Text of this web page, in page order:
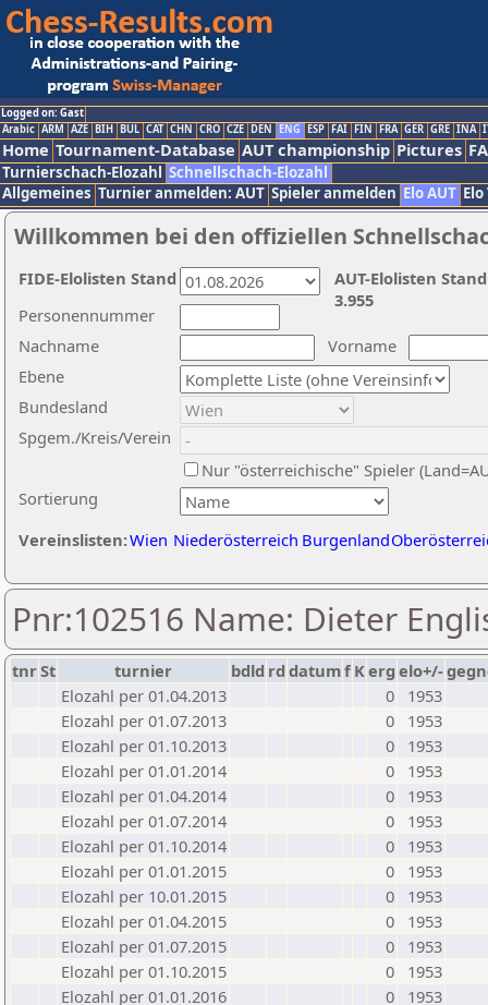
Logged on: Gast
Arabic ARM AZE BIH BUL CAT CHN CRO CZE DEN ENG ESP FAI FIN FRA GER GRE INA
Home Tournament-Database AUT championship Pictures
Turnierschach-Elozahl Schnellschach-Elozahl
Allgemeines Turnier anmelden: AUT Spieler anmelden Elo AUT
Willkommen bei den offiziellen
Nachname
Vorname
Ebene
Sortierung
Personennummer
Bundesland
Spgem./Kreis/Verein
Nur "österreichische" Spieler
Vereinslisten:Wien Niederösterreich Burgenland
AUT-Elolisten
3.955
FIDE-Elolisten Stand
Pnr:102516 Name: Dieter
tnrSt turnier bdld rd datumf Kerg elo+/-
Elozahl per 01.04.2013
0
1953
Elozahl per 01.07.2013
0
1953
Elozahl per 01.10.2013
0
1953
Elozahl per 01.01.2014
0
1953
Elozahl per 01.04.2014
0
1953
Elozahl per 01.07.2014
0
1953
Elozahl per 01.10.2014
0
1953
Elozahl per 01.01.2015
0
1953
Elozahl per 10.01.2015
0
1953
Elozahl per 01.04.2015
0
1953
Elozahl per 01.07.2015
0
1953
Elozahl per 01.10.2015
0
1953
Elozahl per 01.01.2016
0
1953